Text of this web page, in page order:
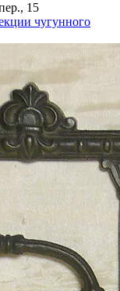
15
чугунного